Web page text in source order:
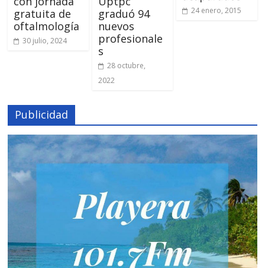
gratuita de
oftalmología
30 julio, 2024
graduó 94
nuevos
profesionale
s
28 octubre,
2022
24 enero, 2015
Publicidad